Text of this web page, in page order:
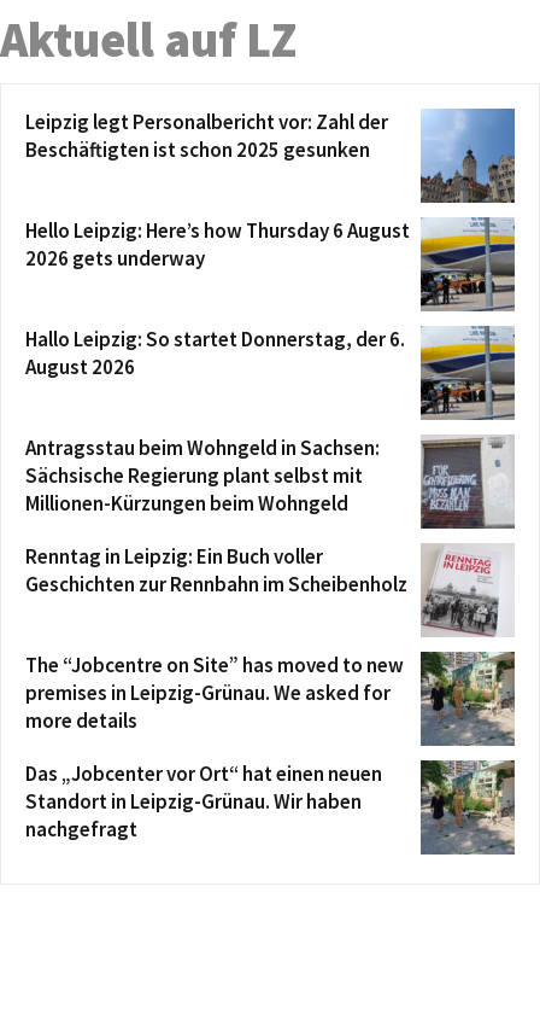
Aktuell auf LZ
Leipzig legt Personalbericht vor: Zahl der
Beschäftigten ist schon 2025 gesunken
Hello Leipzig: Here’s how Thursday 6 August
2026 gets underway
Hallo Leipzig: So startet Donnerstag, der 6.
August 2026
Antragsstau beim Wohngeld in Sachsen:
Sächsische Regierung plant selbst mit
Millionen-Kürzungen beim Wohngeld
Renntag in Leipzig: Ein Buch voller
Geschichten zur Rennbahn im Scheibenholz
The “Jobcentre on Site” has moved to new
premises in Leipzig-Grünau. We asked for
more details
Das „Jobcenter vor Ort“ hat einen neuen
Standort in Leipzig-Grünau. Wir haben
nachgefragt